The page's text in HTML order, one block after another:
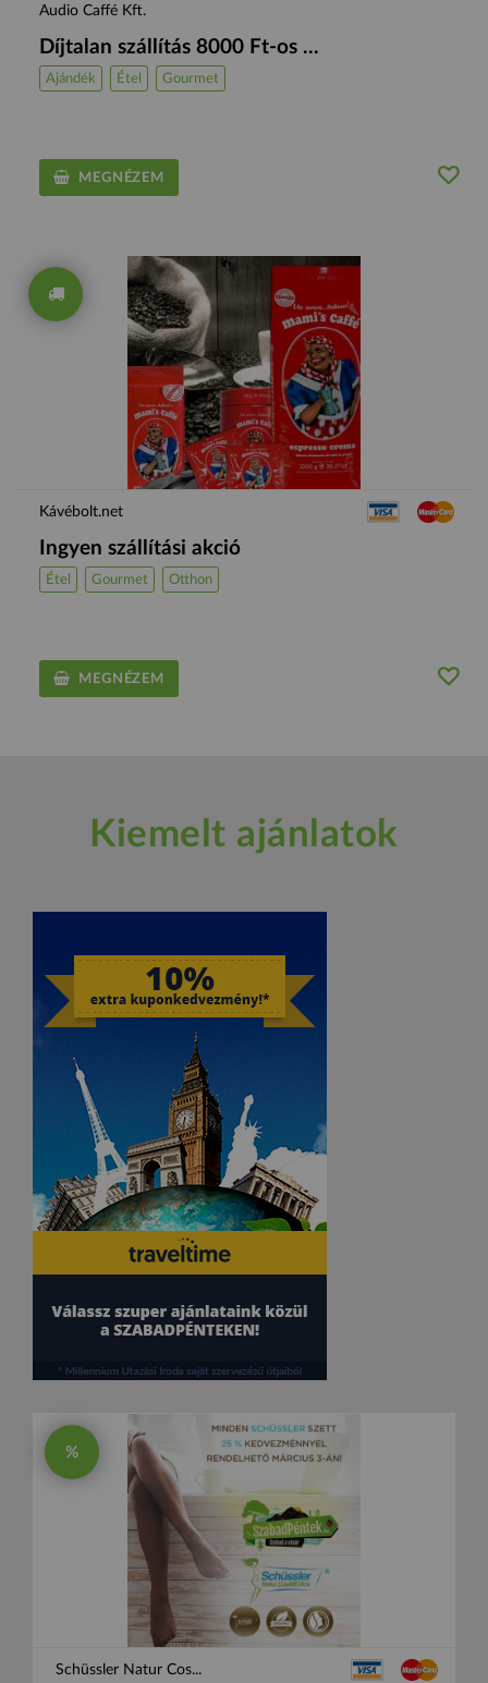
Audio Caffé Kft.
Díjtalan szállítás 8000 Ft-os ...
Ajándék Étel Gourmet
MEGNÉZEM
Kávébolt.net
Ingyen szállítási akció
Étel Gourmet Otthon
MEGNÉZEM
Kiemelt ajánlatok
%
Schüssler Natur Cos...